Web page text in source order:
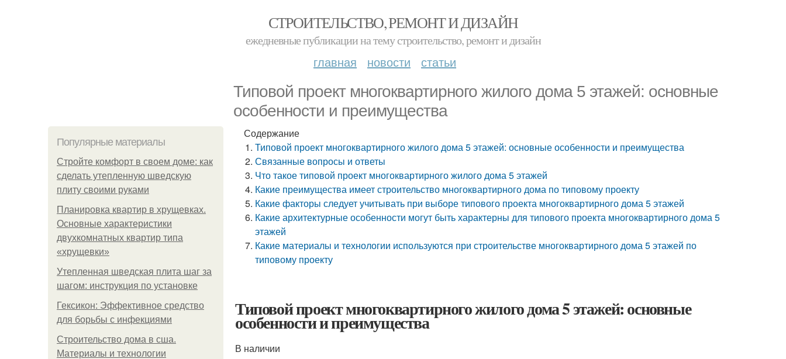
СТРОИТЕЛЬСТВО, РЕМОНТ И ДИЗАЙН
ежедневные публикации на тему строительство, ремонт и дизайн
главная новости статьи
Типовой проект многоквартирного жилого дома 5 этажей: основные
особенности и преимущества
Популярные материалы
Стройте комфорт в своем доме: как
сделать утепленную шведскую
плиту своими руками
Планировка квартир в хрущевках.
Основные характеристики
двухкомнатных квартир типа
«хрущевки»
Утепленная шведская плита шаг за
шагом: инструкция по установке
Гексикон: Эффективное средство
для борьбы с инфекциями
Строительство дома в сша.
Материалы и технологии
Содержание
Типовой проект многоквартирного жилого дома 5 этажей: основные особенности и преимущества
Связанные вопросы и ответы
Что такое типовой проект многоквартирного жилого дома 5 этажей
Какие преимущества имеет строительство многоквартирного дома по типовому проекту
Какие факторы следует учитывать при выборе типового проекта многоквартирного дома 5 этажей
Какие архитектурные особенности могут быть характерны для типового проекта многоквартирного дома 5
этажей
Какие материалы и технологии используются при строительстве многоквартирного дома 5 этажей по
типовому проекту
Типовой проект многоквартирного жилого дома 5 этажей: основные
особенности и преимущества
В наличии